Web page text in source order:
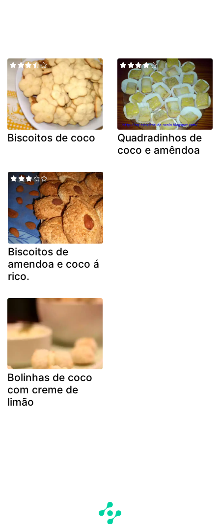
Biscoitos de coco
Quadradinhos de
coco e amêndoa
Biscoitos de
amendoa e coco á
rico.
Bolinhas de coco
com creme de
limão